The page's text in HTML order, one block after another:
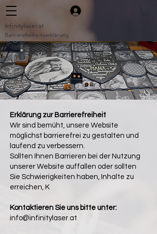
Infinitylaser.at
Barrierefreiheitserklärung
Erklärung zur Barrierefreiheit
Wir sind bemüht, unsere Website
möglichst barrierefrei zu gestalten und
laufend zu verbessern.
Sollten Ihnen Barrieren bei der Nutzung
unserer Website auffallen oder sollten
Sie Schwierigkeiten haben, Inhalte zu
erreichen, K
Kontaktieren Sie uns bitte unter:
info@infinitylaser.at